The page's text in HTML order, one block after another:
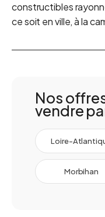
constructibles
ce soit en ville, à la
Nos
vendre
Loire-
Morbihan